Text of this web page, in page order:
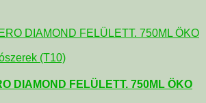
(T10)
DIAMOND FELÜLETT. 750ML ÖKO